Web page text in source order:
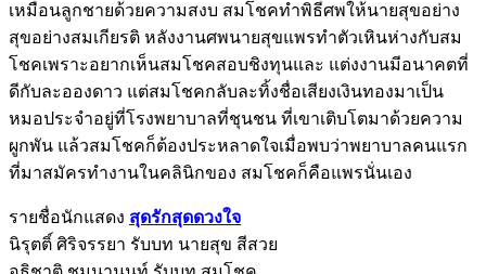
เหมือนลูกชายด้วยความสงบ สมโชคทำพิธีศพให้นายสุขอย่าง
สุขอย่างสมเกียรติ หลังงานศพนายสุขแพรทำตัวเหินห่างกับสม
โชคเพราะอยากเห็นสมโชคสอบชิงทุนและ แต่งงานมีอนาคตที่
ดีกับละอองดาว แต่สมโชคกลับละทิ้งชื่อเสียงเงินทองมาเป็น
หมอประจำอยู่ที่โรงพยาบาลที่ชุนชน ที่เขาเติบโตมาด้วยความ
ผูกพัน แล้วสมโชคก็ต้องประหลาดใจเมื่อพบว่าพยาบาลคนแรก
ที่มาสมัครทำงานในคลินิกของ สมโชคก็คือแพรนั่นเอง
รายชื่อนักแสดง สุดรักสุดดวงใจ
นิรุตติ์ ศิริจรรยา รับบท นายสุข สีสวย